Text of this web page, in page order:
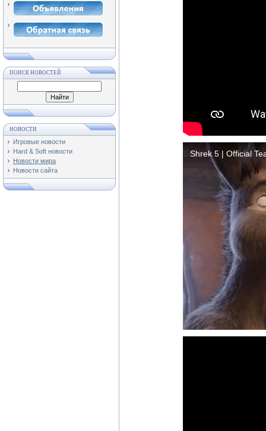
ПОИСК НОВОСТЕЙ
НОВОСТИ
Игровые новости
Hard & Soft новости
Новости мира
Новости сайта